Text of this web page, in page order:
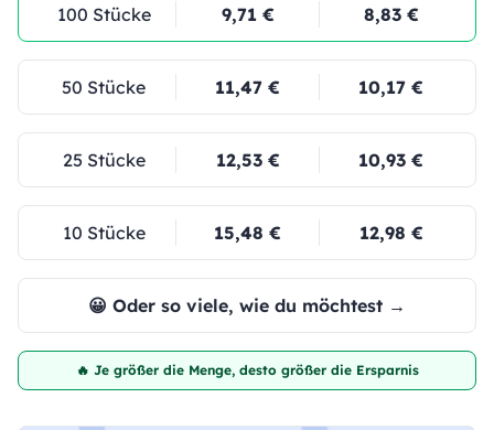
100 Stücke 9,71 € 8,83 €
50 Stücke 11,47 € 10,17 €
25 Stücke 12,53 € 10,93 €
10 Stücke 15,48 € 12,98 €
😀 Oder so viele, wie du möchtest →
🔥 Je größer die Menge, desto größer die Ersparnis